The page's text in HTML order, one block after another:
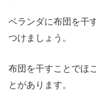
ベランダに布団を干
つけましょう。
布団を干すことでほ
とがあります。